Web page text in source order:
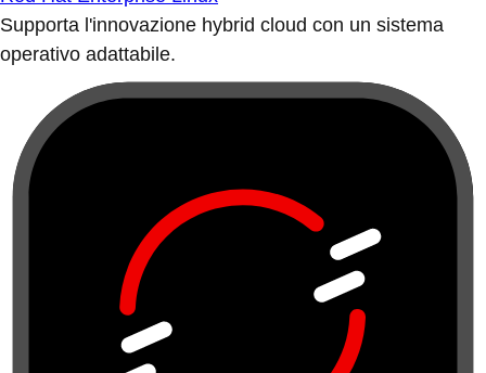
Supporta l'innovazione hybrid cloud con un sistema
operativo adattabile.